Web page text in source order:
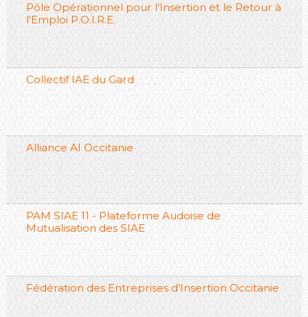
Pôle Opérationnel pour l'Insertion et le Retour à
l'Emploi P.O.I.R.E.
Collectif IAE du Gard
Alliance AI Occitanie
PAM SIAE 11 - Plateforme Audoise de
Mutualisation des SIAE
Fédération des Entreprises d'Insertion Occitanie